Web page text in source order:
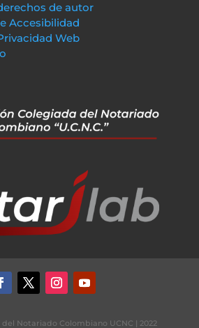
de autor
Accesibilidad
Web
Notariado Colombiano UCNC | 2022